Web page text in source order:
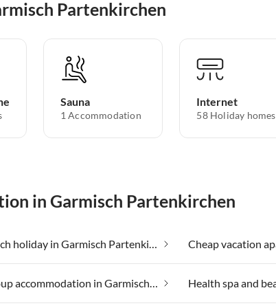
Partenkirchen
Sauna
1 Accommodation
Internet
58 Holiday homes
in Garmisch Partenkirchen
Beach holiday in Garmisch Partenkirchen
Group accommodation in Garmisch Partenkirchen